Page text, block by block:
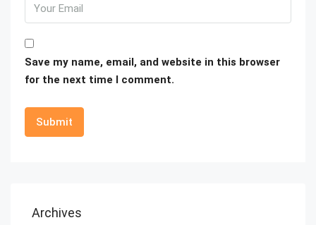
Save my name, email, and website in this browser
for the next time I comment.
Archives